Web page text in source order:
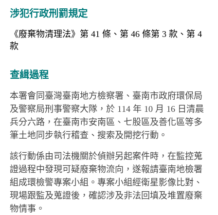
涉犯行政刑罰規定
《廢棄物清理法》第 41 條、第 46 條第 3 款、第 4
款
查緝過程
本署會同臺灣臺南地方檢察署、臺南市政府環保局
及警察局刑事警察大隊，於 114 年 10 月 16 日清晨
兵分六路，在臺南市安南區、七股區及善化區等多
筆土地同步執行稽查、搜索及開挖行動。
該行動係由司法機關於偵辦另起案件時，在監控蒐
證過程中發現可疑廢棄物流向，遂報請臺南地檢署
組成環檢警專案小組。專案小組經衛星影像比對、
現場跟監及蒐證後，確認涉及非法回填及堆置廢棄
物情事。